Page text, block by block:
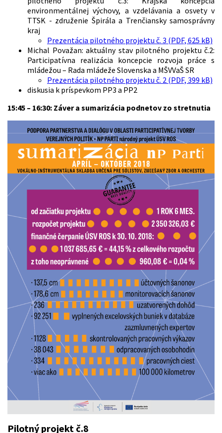
environmentálnej výchovy, a vzdelávania a osvety v
TTSK - združenie Špirála a Trenčiansky samosprávny
kraj
Prezentácia pilotného projektu č. 3 (PDF, 625 kB)
Michal Považan: aktuálny stav pilotného projektu č.2:
Participatívna realizácia koncepcie rozvoja práce s
mládežou – Rada mládeže Slovenska a MŠVVaŠ SR
Prezentácia pilotného projektu č. 2 (PDF, 399 kB)
diskusia k príspevkom PP3 a PP2
15:45 – 16:30: Záver a sumarizácia podnetov zo stretnutia
Pilotný projekt č.8